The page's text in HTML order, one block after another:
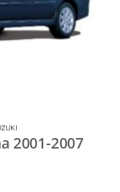
2001-2007